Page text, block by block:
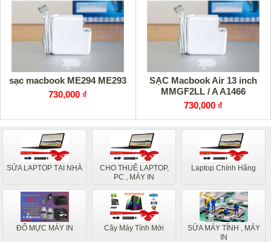
sạc macbook ME294 ME293
730,000 ₫
SẠC Macbook Air 13 inch
MMGF2LL / A A1466
730,000 ₫
SỬA LAPTOP TẠI NHÀ
CHO THUÊ LAPTOP,
PC , MÁY IN
Laptop Chính Hãng
ĐỔ MỰC MÁY IN Cây Máy Tính Mới
SỬA MÁY TÍNH , MÁY
IN